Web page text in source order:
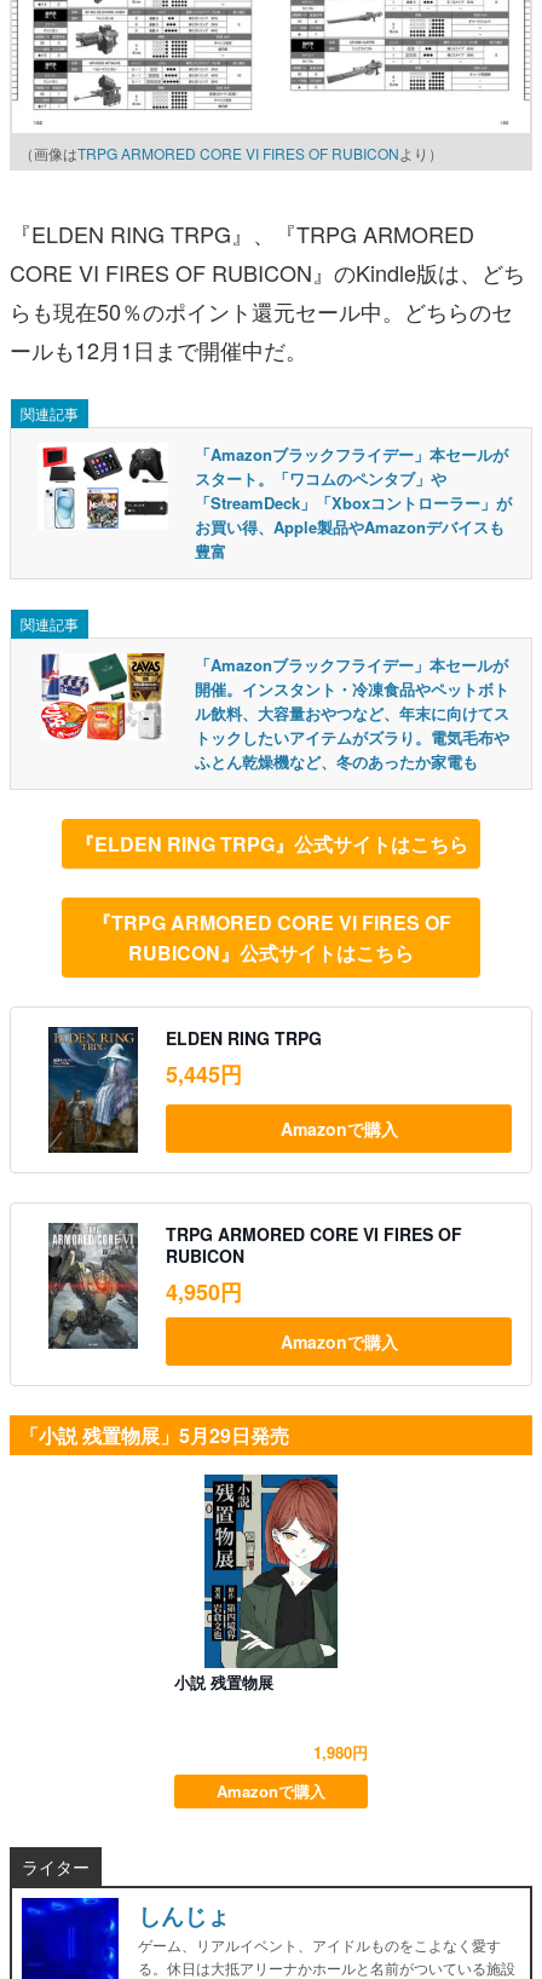
（画像はTRPG ARMORED CORE VI FIRES OF RUBICONより）
『ELDEN RING TRPG』、『TRPG ARMORED
CORE VI FIRES OF RUBICON』のKindle版は、どち
らも現在50％のポイント還元セール中。どちらのセ
ールも12月1日まで開催中だ。
関連記事
「Amazonブラックフライデー」本セールが
スタート。「ワコムのペンタブ」や
「StreamDeck」「Xboxコントローラー」が
お買い得、Apple製品やAmazonデバイスも
豊富
関連記事
「Amazonブラックフライデー」本セールが
開催。インスタント・冷凍食品やペットボト
ル飲料、大容量おやつなど、年末に向けてス
トックしたいアイテムがズラり。電気毛布や
ふとん乾燥機など、冬のあったか家電も
『ELDEN RING TRPG』公式サイトはこちら
『TRPG ARMORED CORE VI FIRES OF
RUBICON』公式サイトはこちら
ELDEN RING TRPG
5,445円
Amazonで購入
TRPG ARMORED CORE VI FIRES OF
RUBICON
4,950円
Amazonで購入
「小説 残置物展」5月29日発売
小説 残置物展
1,980円
Amazonで購入
ライター
しんじょ
ゲーム、リアルイベント、アイドルものをこよなく愛す
る。休日は大抵アリーナかホールと名前がついている施設